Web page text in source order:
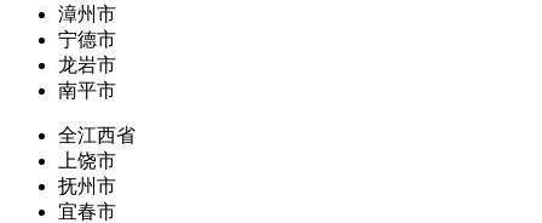
漳州市
宁德市
龙岩市
南平市
全江西省
上饶市
抚州市
宜春市